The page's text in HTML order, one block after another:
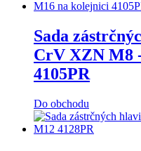
Sada
CrV XZN M8
4105PR
Do obchodu